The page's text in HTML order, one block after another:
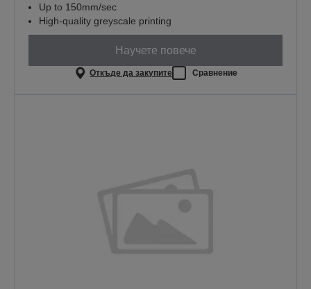
Up to 150mm/sec
High-quality greyscale printing
Научете повече
Откъде да закупите Сравнение